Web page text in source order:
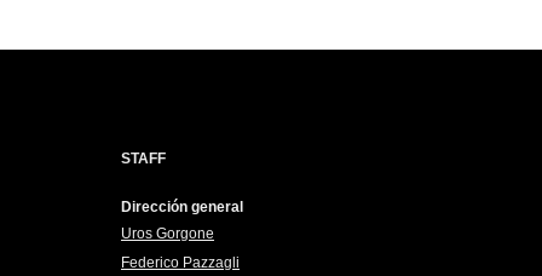
STAFF
Dirección general
Uros Gorgone
Federico Pazzagli